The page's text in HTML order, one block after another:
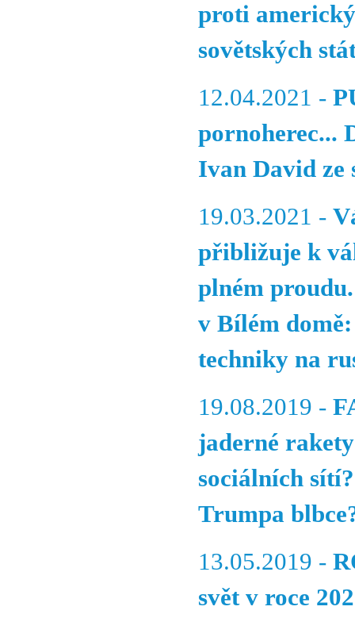
proti
sovětských
12.04.2021 -
pornoherec...
Ivan David ze
19.03.2021 -
přibližuje k
plném
v Bílém
techniky na
19.08.2019 -
jaderné
sociálních
Trumpa
13.05.2019 -
svět v roce